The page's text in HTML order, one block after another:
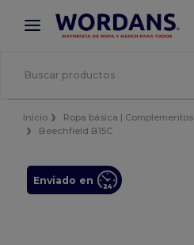
× App de Wordans
¡Mejores precios en app!
Inicio Ropa básica | Complementos
Beechfield B15C
Enviado en